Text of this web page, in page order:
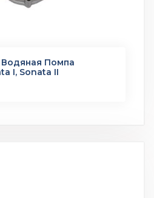
Водяная Помпа
I, Sonata II